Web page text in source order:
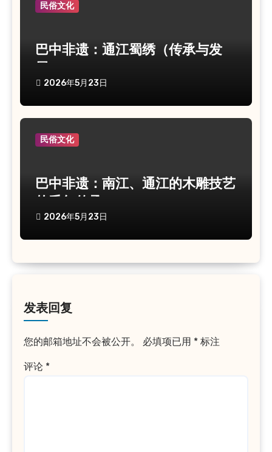
民俗文化
巴中非遗：通江蜀绣（传承与发
2026年5月23日
民俗文化
巴中非遗：南江、通江的木雕技艺
2026年5月23日
发表回复
您的邮箱地址不会被公开。 必填项已用 * 标注
评论 *